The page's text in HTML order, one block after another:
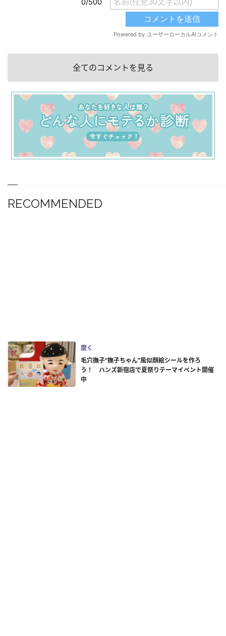
全てのコメントを見る
RECOMMENDED
磨く
毛穴撫子“撫子ちゃん”風似顔絵シールを作ろ
う！ ハンズ新宿店で夏祭りテーマイベント開催
中